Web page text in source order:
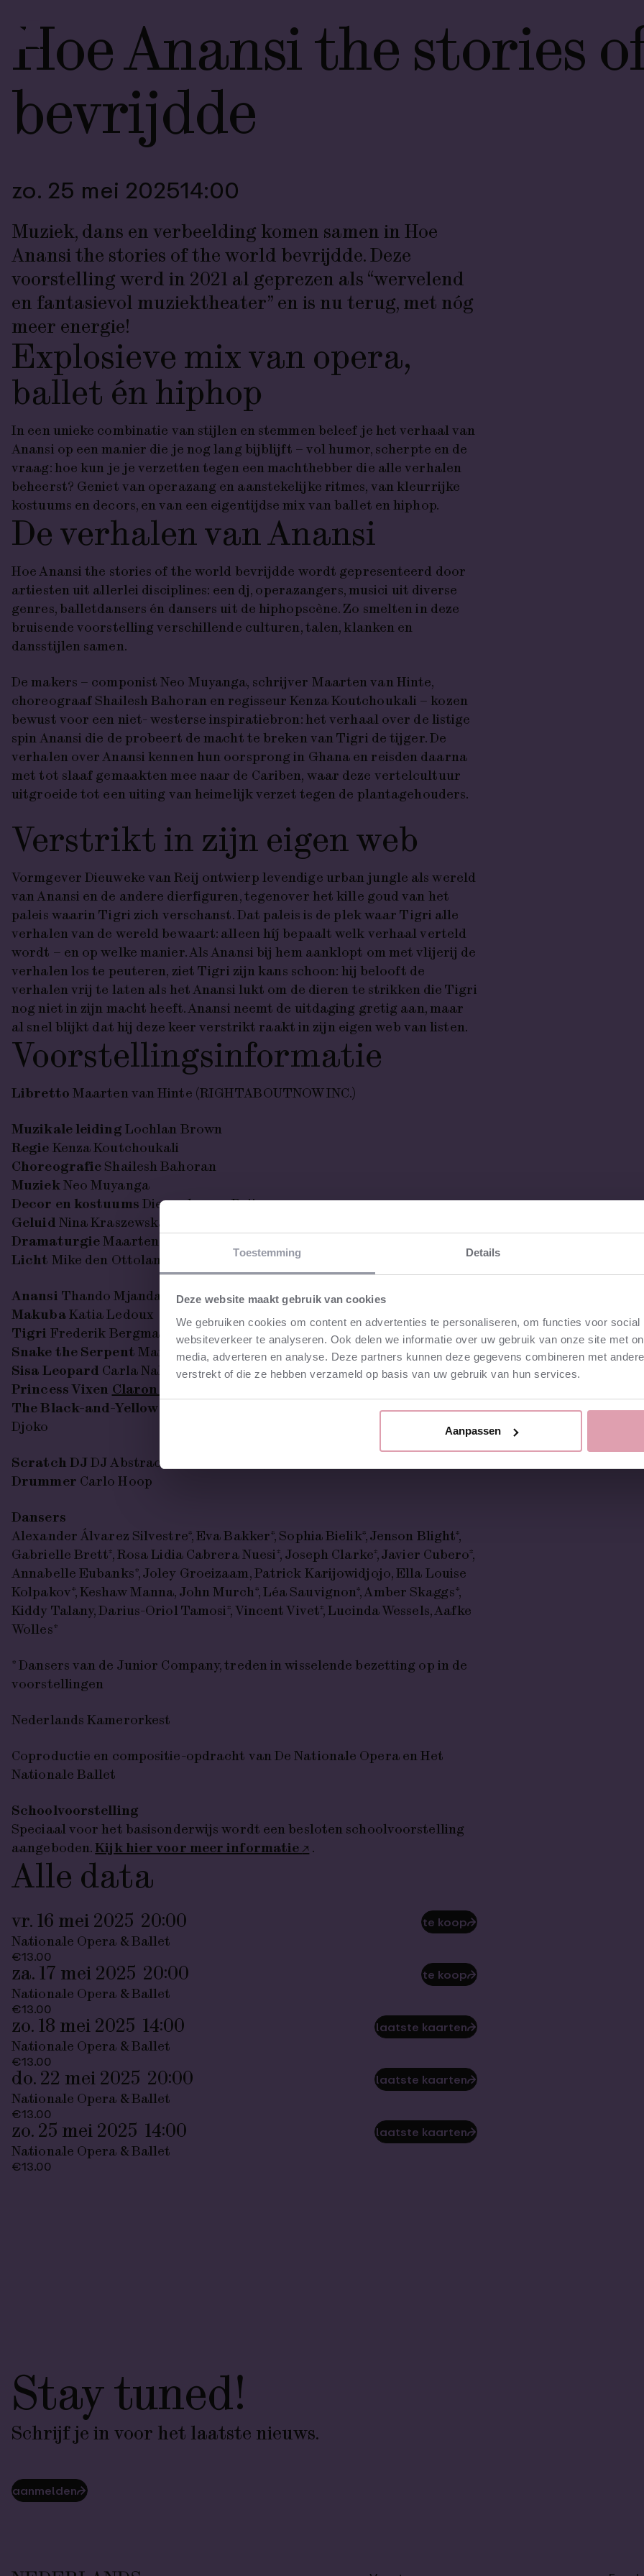
Toestemming Details
Deze website maakt gebruik van cookies
We gebruiken cookies om content en advertenties te personaliseren, om functies voor
websiteverkeer te analyseren. Ook delen we informatie over uw gebruik van onze site met
media, adverteren en analyse. Deze partners kunnen deze gegevens combineren met
verstrekt of die ze hebben verzameld op basis van uw gebruik van hun services.
Aanpassen
Hoe Anansi the stories
bevrijdde
zo. 25 mei 202514:00
Muziek, dans en verbeelding komen samen in Hoe
Anansi the stories of the world bevrijdde. Deze
voorstelling werd in 2021 al geprezen als “wervelend
en fantasievol muziektheater” en is nu terug, met nóg
meer energie!
Explosieve mix van opera,
ballet én hiphop
In een unieke combinatie van stijlen en stemmen beleef je het verhaal van
Anansi op een manier die je nog lang bijblijft – vol humor, scherpte en de
vraag: hoe kun je je verzetten tegen een machthebber die alle verhalen
beheerst? Geniet van operazang en aanstekelijke ritmes, van kleurrijke
kostuums en decors, en van een eigentijdse mix van ballet en hiphop.
De verhalen van Anansi
Hoe Anansi the stories of the world bevrijdde wordt gepresenteerd door
artiesten uit allerlei disciplines: een dj, operazangers, musici uit diverse
genres, balletdansers én dansers uit de hiphopscène. Zo smelten in deze
bruisende voorstelling verschillende culturen, talen, klanken en
dansstijlen samen.
De makers – componist Neo Muyanga, schrijver Maarten van Hinte,
choreograaf Shailesh Bahoran en regisseur Kenza Koutchoukali – kozen
bewust voor een niet- westerse inspiratiebron: het verhaal over de listige
spin Anansi die de probeert de macht te breken van Tigri de tijger. De
verhalen over Anansi kennen hun oorsprong in Ghana en reisden daarna
met tot slaaf gemaakten mee naar de Cariben, waar deze vertelcultuur
uitgroeide tot een uiting van heimelijk verzet tegen de plantagehouders.
Verstrikt in zijn eigen web
Vormgever Dieuweke van Reij ontwierp levendige urban jungle als wereld
van Anansi en de andere dierfiguren, tegenover het kille goud van het
paleis waarin Tigri zich verschanst. Dat paleis is de plek waar Tigri alle
verhalen van de wereld bewaart: alleen híj bepaalt welk verhaal verteld
wordt – en op welke manier. Als Anansi bij hem aanklopt om met vlijerij de
verhalen los te peuteren, ziet Tigri zijn kans schoon: hij belooft de
verhalen vrij te laten als het Anansi lukt om de dieren te strikken die Tigri
nog niet in zijn macht heeft. Anansi neemt de uitdaging gretig aan, maar
al snel blijkt dat hij deze keer verstrikt raakt in zijn eigen web van listen.
Voorstellings­informatie
Libretto Maarten van Hinte (RIGHTABOUTNOW INC.)
Muzikale leiding Lochlan Brown
Regie Kenza Koutchoukali
Choreografie Shailesh Bahoran
MuziekNeo Muyanga
Decor en kostuums Dieuweke van Reij
Geluid Nina Kraszewska
DramaturgieMaarten van Hinte, Wout van Tongeren en Naomi Teekens
Licht Mike den Ottolander
Anansi Thando Mjandana
MakubaKatia Ledoux
Tigri Frederik Bergman
Snake the Serpent Martin Mkhize
Sisa Leopard Carla Nahadi Babelegoto
Princess Vixen Claron McFadden
The Black-and-Yellow Hornets
Liza Lozica, Sabra El Bahri Khatri, Vanel
Djoko
Scratch DJDJ Abstract (Gestow Power)
Drummer Carlo Hoop
Dansers
Alexander Álvarez Silvestre*, Eva Bakker*, Sophia Bielik*, Jenson Blight*,
Gabrielle Brett*, Rosa Lidia Cabrera Nuesi*, Joseph Clarke*, Javier Cubero*,
Annabelle Eubanks*, Joley Groeizaam, Patrick Karijowidjojo, Ella Louise
Kolpakov*, Keshaw Manna, John Murch*, Léa Sauvignon*, Amber Skaggs*,
Kiddy Talany, Darius-Oriol Tamosi*, Vincent Vivet*, Lucinda Wessels, Aafke
Wolles*
* Dansers van de Junior Company, treden in wisselende bezetting op in de
voorstellingen
Nederlands Kamerorkest
Coproductie en compositie-opdracht van De Nationale Opera en Het
Nationale Ballet
Schoolvoorstelling
Speciaal voor het basisonderwijs wordt een besloten schoolvoorstelling
aangeboden.Kijk hier voor meer informatie .
Alle data
vr. 16 mei 2025 20:00
Nationale Opera & Ballet
€13.00
te koop⮫
za. 17 mei 2025 20:00
Nationale Opera & Ballet
€13.00
te koop⮫
zo. 18 mei 2025 14:00
Nationale Opera & Ballet
€13.00
laatste kaarten⮫
do. 22 mei 2025 20:00
Nationale Opera & Ballet
€13.00
laatste kaarten⮫
zo. 25 mei 2025 14:00
Nationale Opera & Ballet
€13.00
laatste kaarten⮫
Stay tuned!
Schrijf je in voor het laatste nieuws.
aanmelden⮫